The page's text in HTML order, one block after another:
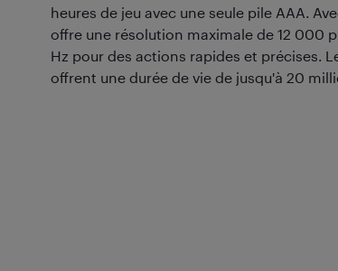
heures de jeu avec une seule pile AAA.
offre une résolution maximale de 12 000
Hz pour des actions rapides et précises.
offrent une durée de vie de jusqu'à 20